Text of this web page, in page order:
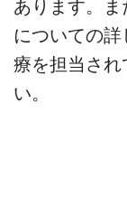
あります。
についての
療を担当され
い。